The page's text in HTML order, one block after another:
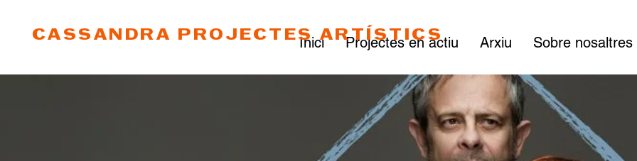
CASSANDRA PROJECTES ARTÍSTICS
Inici Projectes en actiu Arxiu Sobre nosaltres